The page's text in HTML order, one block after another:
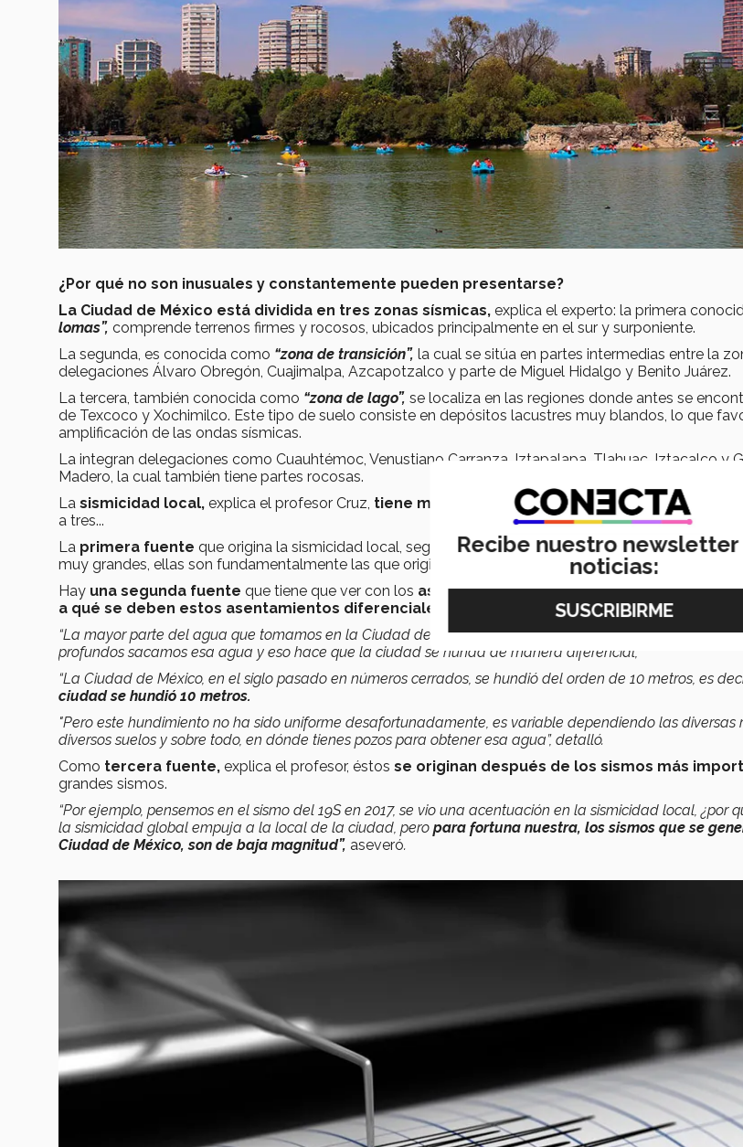
¿Por qué no son inusuales y constantemente pueden presentarse?
La Ciudad de México está dividida en tres zonas sísmicas, explica el experto: la primera
lomas”, comprende terrenos firmes y rocosos, ubicados principalmente en el sur y surponiente.
La segunda, es conocida como “zona de transición”, la cual se sitúa en partes intermedias entre la
delegaciones Álvaro Obregón, Cuajimalpa, Azcapotzalco y parte de Miguel Hidalgo y Benito Juárez.
La tercera, también conocida como “zona de lago”, se localiza en las regiones donde antes se
de Texcoco y Xochimilco. Este tipo de suelo consiste en depósitos lacustres muy blandos, lo que
amplificación de las ondas sísmicas.
La integran delegaciones como Cuauhtémoc, Venustiano Carranza, Iztapalapa, Tlahuac, Iztacalco y
Madero, la cual también tiene partes rocosas.
La sismicidad local, explica el profesor Cruz, tiene muchas fuentes que la originan,
pero
a tres...
La primera fuente que origina la sismicidad local, según el experto, sonlas fallas geológicas,que
muy grandes, ellas son fundamentalmente las que originan los sismos.
Hay una segunda fuente que tiene que ver con los asentamientos diferencialesque tiene la
a qué se deben estos asentamientos diferenciales?
“La mayor parte del agua que tomamos en la Ciudad de México se la sacamos a la Ciudad de México,
profundos sacamos esa agua y eso hace que la ciudad se hunda de manera diferencial,
“La Ciudad de México, en el siglo pasado en números cerrados, se hundió del orden de 10 metros, es
ciudad se hundió 10 metros.
"Pero este hundimiento no ha sido uniforme desafortunadamente, es variable dependiendo las diversas
diversos suelos y sobre todo, en dónde tienes pozos para obtener esa agua”, detalló.
Como tercera fuente, explica el profesor, éstos se originan después de los sismos más
grandes sismos.
“Por ejemplo, pensemos en el sismo del 19S en 2017, se vio una acentuación en la sismicidad local, ¿por
la sismicidad global empuja a la local de la ciudad, pero para fortuna nuestra, los sismos que se
Ciudad de México, son de baja magnitud”, aseveró.
Recibe nuestro newsletter
noticias: